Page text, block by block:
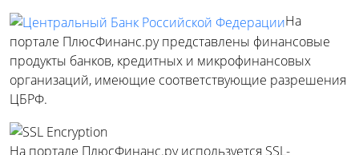
На
портале ПлюсФинанс.ру представлены финансовые
продукты банков, кредитных и микрофинансовых
организаций, имеющие соответствующие разрешения
ЦБРФ.
На портале ПлюсФинанс.ру используется SSL-